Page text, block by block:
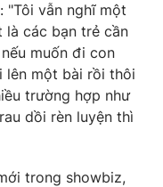
"Tôi vẫn nghĩ một
là các bạn trẻ cần
muốn đi con
lên một bài rồi thôi
trường hợp như
dồi rèn luyện thì
trong showbiz,